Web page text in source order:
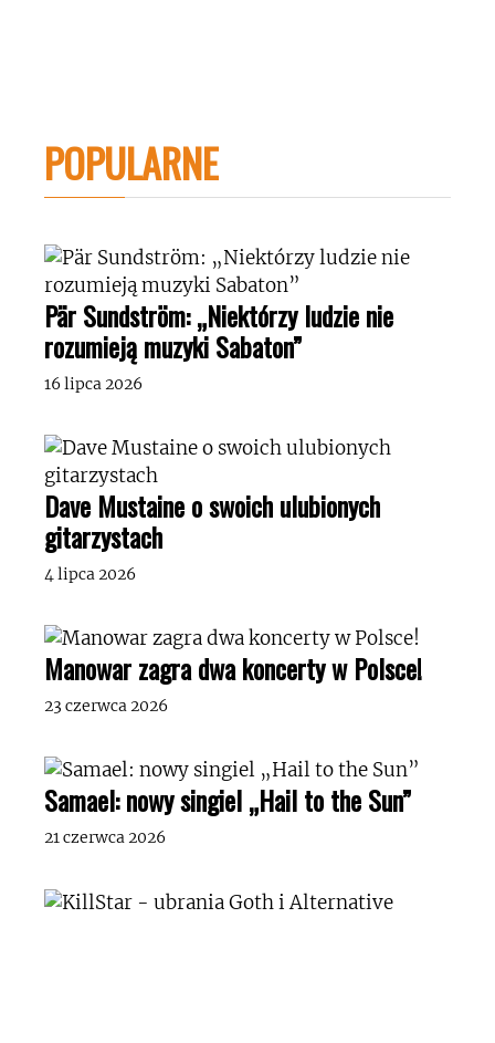
POPULARNE
Pär Sundström: „Niektórzy ludzie nie
rozumieją muzyki Sabaton”
16 lipca 2026
Dave Mustaine o swoich ulubionych
gitarzystach
4 lipca 2026
Manowar zagra dwa koncerty w Polsce!
23 czerwca 2026
Samael: nowy singiel „Hail to the Sun”
21 czerwca 2026